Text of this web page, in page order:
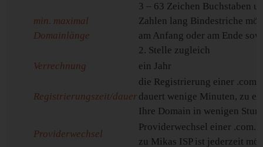
min. maximal
Domainlänge
3 – 63 Zeichen Buchstaben
Zahlen lang Bindestriche
am Anfang oder am Ende
2. Stelle zugleich
Verrechnung
ein Jahr
Registrierungszeit/dauer
die Registrierung einer
dauert wenige Minuten, zu
Ihre Domain in wenigen
Providerwechsel
Providerwechsel einer
zu Mikas ISP ist jederzeit